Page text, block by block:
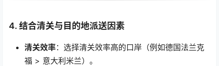
4. 结合清关与目的地派送因素
清关效率：选择清关效率高的口岸（例如德国法兰克
福 > 意大利米兰）。